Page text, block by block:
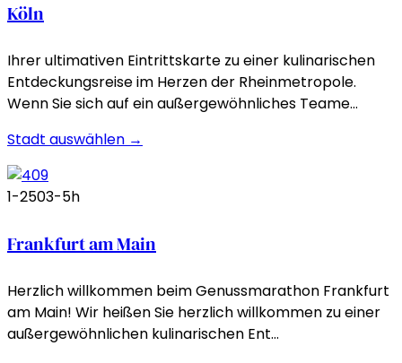
Köln
Ihrer ultimativen Eintrittskarte zu einer kulinarischen
Entdeckungsreise im Herzen der Rheinmetropole.
Wenn Sie sich auf ein außergewöhnliches Teame…
Stadt auswählen →
1-2503-5h
Frankfurt am Main
Herzlich willkommen beim Genussmarathon Frankfurt
am Main! Wir heißen Sie herzlich willkommen zu einer
außergewöhnlichen kulinarischen Ent…